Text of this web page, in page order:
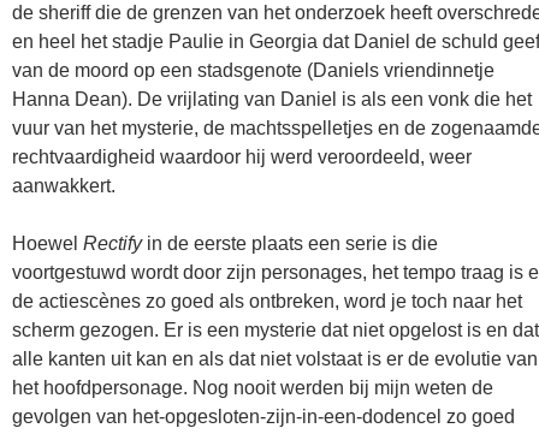
de sheriff die de grenzen van het onderzoek heeft
en heel het stadje Paulie in Georgia dat Daniel de schuld
van de moord op een stadsgenote (Daniels vriendinnetje
Hanna Dean). De vrijlating van Daniel is als een vonk die het
vuur van het mysterie, de machtsspelletjes en de
rechtvaardigheid waardoor hij werd veroordeeld, weer
aanwakkert.
Hoewel Rectifyin de eerste plaats een serie is die
voortgestuwd wordt door zijn personages, het tempo traag is
de actiescènes zo goed als ontbreken, word je toch naar het
scherm gezogen. Er is een mysterie dat niet opgelost is en dat
alle kanten uit kan en als dat niet volstaat is er de evolutie van
het hoofdpersonage. Nog nooit werden bij mijn weten de
gevolgen van het-opgesloten-zijn-in-een-dodencel zo goed